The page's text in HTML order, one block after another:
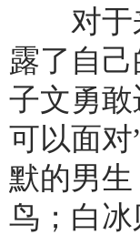
对于来
露了自
子文勇
可以面
默的男
鸟；白